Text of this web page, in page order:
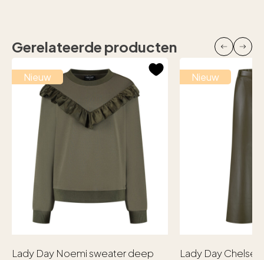
Gerelateerde producten
Nieuw
Lady Day Noemi sweater deep
Nieuw
Lady Day